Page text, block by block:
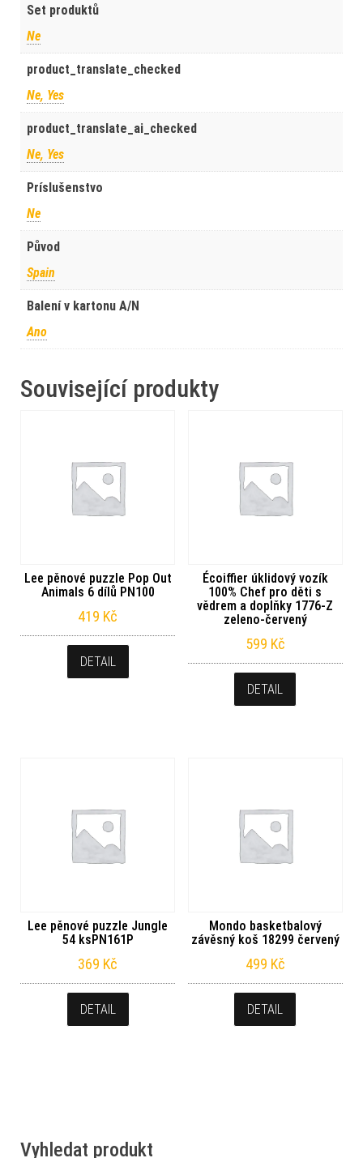
Set produktů
Ne
product_translate_checked
Ne, Yes
product_translate_ai_checked
Ne, Yes
Príslušenstvo
Ne
Původ
Spain
Balení v kartonu A/N
Ano
Související produkty
Lee pěnové puzzle Pop Out
Animals 6 dílů PN100
419 Kč
DETAIL
Écoiffier úklidový vozík
100% Chef pro děti s
vědrem a doplňky 1776-Z
zeleno-červený
599 Kč
DETAIL
Lee pěnové puzzle Jungle
54 ksPN161P
369 Kč
DETAIL
Mondo basketbalový
závěsný koš 18299 červený
499 Kč
DETAIL
Vyhledat produkt